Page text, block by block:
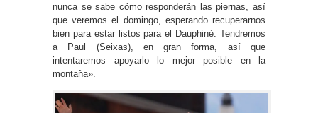
nunca se sabe cómo responderán las piernas, así
que veremos el domingo, esperando recuperarnos
bien para estar listos para el Dauphiné. Tendremos
a Paul (Seixas), en gran forma, así que
intentaremos apoyarlo lo mejor posible en la
montaña».